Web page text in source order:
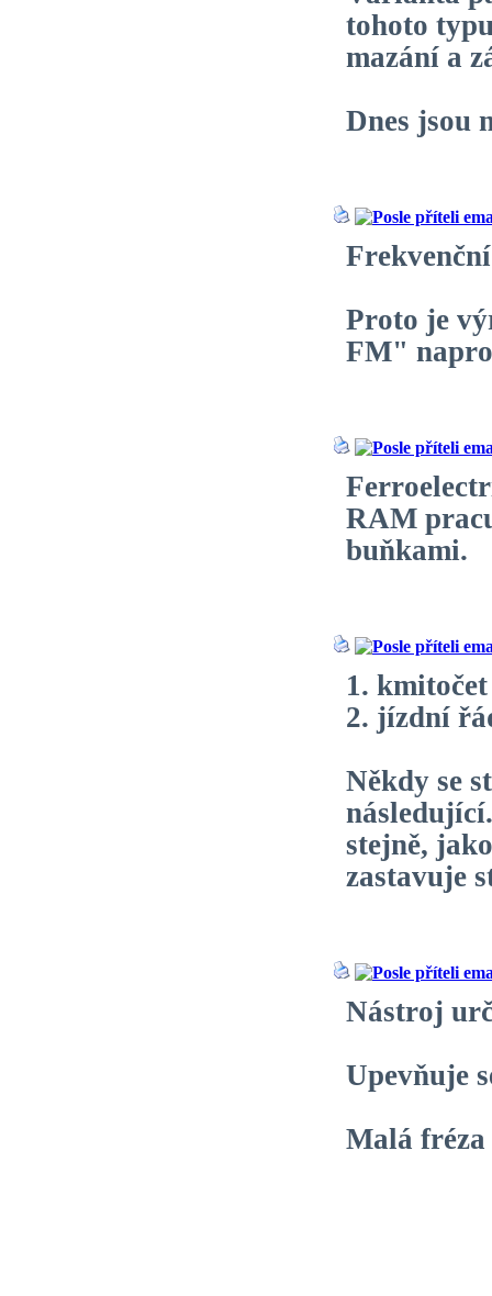
tohoto
mazání a
Dnes jsou
Proto je
FM"
RAM
buňkami.
1. kmitočet
2. jízdní
Někdy se
stejně,
zastavuje
Nástroj
Upevňuje
Malá fréza